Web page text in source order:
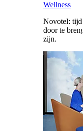
Wellness
Novotel: tijd
door te
zijn.